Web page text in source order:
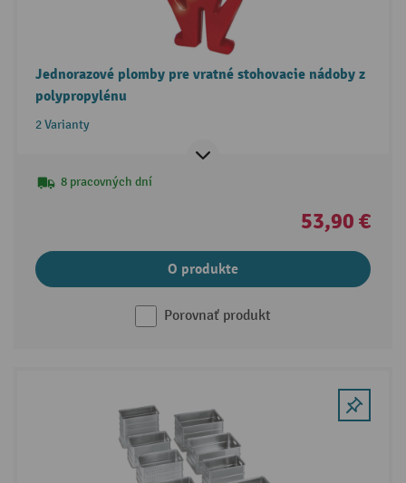
Jednorazové plomby pre vratné stohovacie nádoby z
polypropylénu
2 Varianty
8 pracovných dní
53,90 €
O produkte
Porovnať produkt